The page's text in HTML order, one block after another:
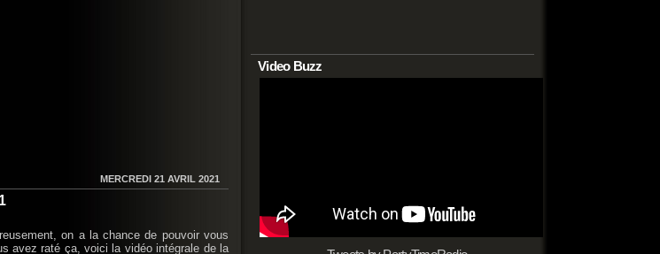
MERCREDI 21 AVRIL 2021
on a la chance de pouvoir vous
avez raté ça, voici la vidéo intégrale de la
Video Buzz